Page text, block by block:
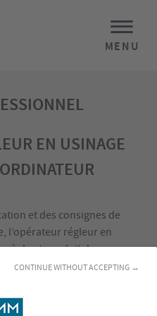
CONTINUE WITHOUT ACCEPTING →
MENU
EN USINAGE
et des consignes de
l’opérateur régleur en
règle et conduit des
numérique (MOCN) pour
les plastiques ou les